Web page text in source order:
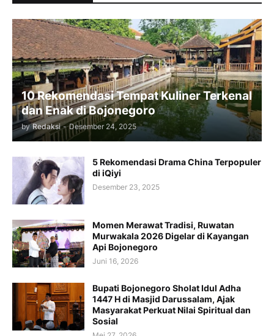
10 Rekomendasi Tempat Kuliner Terkenal
dan Enak di Bojonegoro
by Redaksi - Desember 24, 2025
5 Rekomendasi Drama China Terpopuler
di iQiyi
Desember 23, 2025
Momen Merawat Tradisi, Ruwatan
Murwakala 2026 Digelar di Kayangan
Api Bojonegoro
Juni 16, 2026
Bupati Bojonegoro Sholat Idul Adha
1447 H di Masjid Darussalam, Ajak
Masyarakat Perkuat Nilai Spiritual dan
Sosial